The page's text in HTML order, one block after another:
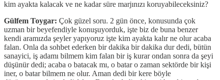
kim ayakta kalacak ve ne kadar süre marjınızı koruyabileceksiniz?
Gülfem Toygar: Çok güzel soru. 2 gün önce, konusunda çok
uzman bir beyefendiyle konuşuyorduk, işte biz de buna benzer
kendi aramızda şeyler yapıyoruz işte kim ayakta kalır ne olur acaba
falan. Onla da sohbet ederken bir dakika bir dakika dur dedi, bütün
sanayici, iş adamı bilmem kim falan bir iş kurar ondan sonra da şeyi
düşünür dedi; acaba o batacak mı, o batar o zaman sektörde bir kişi
iner, o batar bilmem ne olur. Aman dedi bir kere böyle